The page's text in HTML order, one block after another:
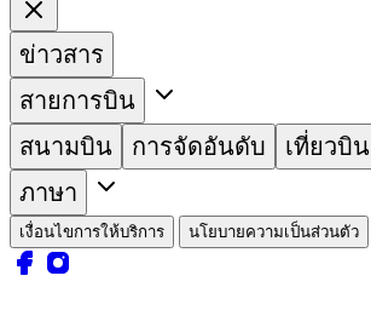
ข่าวสาร
สายการบิน
สนามบิน
การจัดอันดับ
เที่ยวบิน
ภาษา
เงื่อนไขการให้บริการ นโยบายความเป็นส่วนตัว